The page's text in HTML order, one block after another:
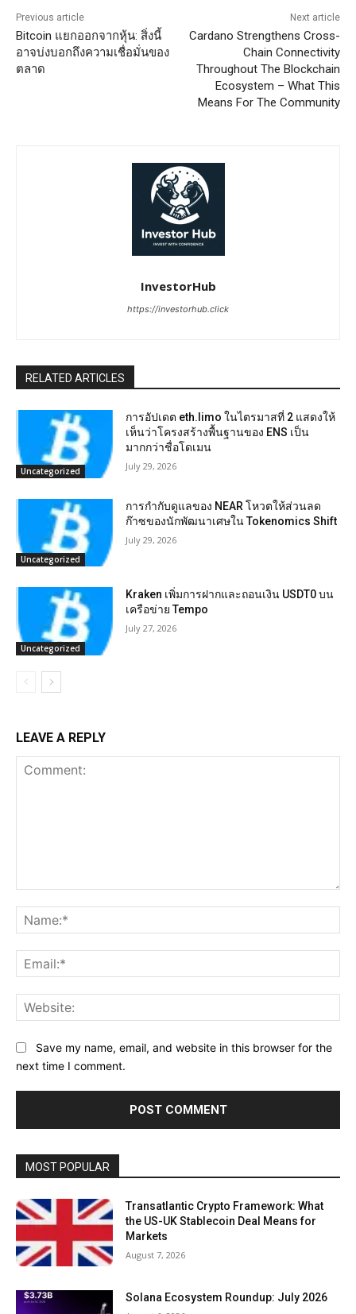
Previous article
Bitcoin แยกออกจากหุ้น: สิ่งนี้
อาจบ่งบอกถึงความเชื่อมั่นของ
ตลาด
Next article
Cardano Strengthens Cross-
Chain Connectivity
Throughout The Blockchain
Ecosystem – What This
Means For The Community
InvestorHub
https://investorhub.click
RELATED ARTICLES
Uncategorized
การอัปเดต eth.limo ในไตรมาสที่ 2 แสดงให้
เห็นว่าโครงสร้างพื้นฐานของ ENS เป็น
มากกว่าชื่อโดเมน
July 29, 2026
Uncategorized
การกำกับดูแลของ NEAR โหวตให้ส่วนลด
ก๊าซของนักพัฒนาเศษใน Tokenomics Shift
July 29, 2026
Uncategorized
Kraken เพิ่มการฝากและถอนเงิน USDT0 บน
เครือข่าย Tempo
July 27, 2026
LEAVE A REPLY
Save my name, email, and website in this browser for the
next time I comment.
MOST POPULAR
Transatlantic Crypto Framework: What
the US-UK Stablecoin Deal Means for
Markets
August 7, 2026
Solana Ecosystem Roundup: July 2026